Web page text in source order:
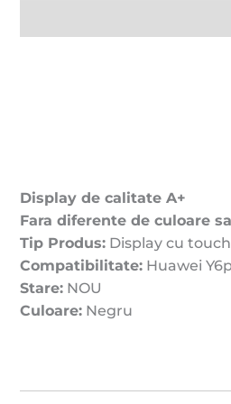
Display de calitate A+
Fara diferente de culoare
Tip Produs: Display cu
Compatibilitate: Huawei
Stare: NOU
Culoare: Negru